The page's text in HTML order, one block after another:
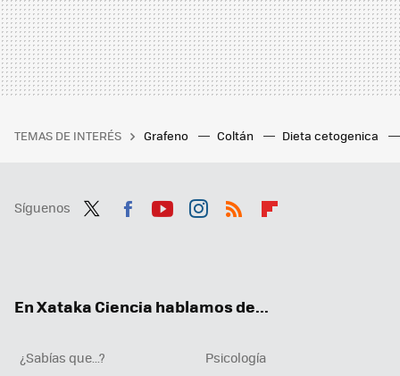
TEMAS DE INTERÉS Grafeno Coltán Dieta cetogenica
Síguenos
En Xataka Ciencia hablamos de...
¿Sabías que...?
Psicología